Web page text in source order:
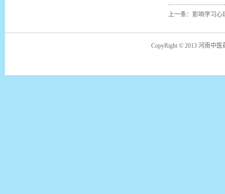
上一条：影响学习心
CopyRight © 2013 河南中